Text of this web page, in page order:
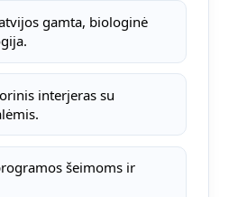
gamta, biologinė
interjeras su
šeimoms ir